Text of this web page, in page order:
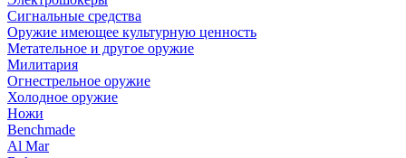
Сигнальные средства
Оружие имеющее культурную ценность
Метательное и другое оружие
Милитария
Огнестрельное оружие
Холодное оружие
Ножи
Benchmade
Al Mar